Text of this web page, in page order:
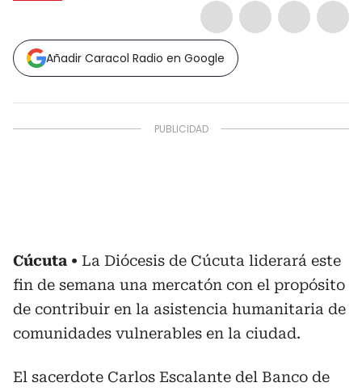
Añadir Caracol Radio en Google
Cúcuta
La Diócesis de Cúcuta liderará este
fin de semana una mercatón con el propósito
de contribuir en la asistencia humanitaria de
comunidades vulnerables en la ciudad.
El sacerdote Carlos Escalante del Banco de